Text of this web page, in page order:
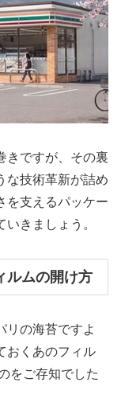
きですが、その裏
な技術革新が詰め
を支えるパッケー
きましょう。
ルムの開け方
リの海苔ですよ
おくあのフィル
をご存知でした